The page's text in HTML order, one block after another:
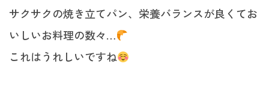
サクサクの焼き立てパン、栄養バランスが良くてお
いしいお料理の数々…
これはうれしいですね